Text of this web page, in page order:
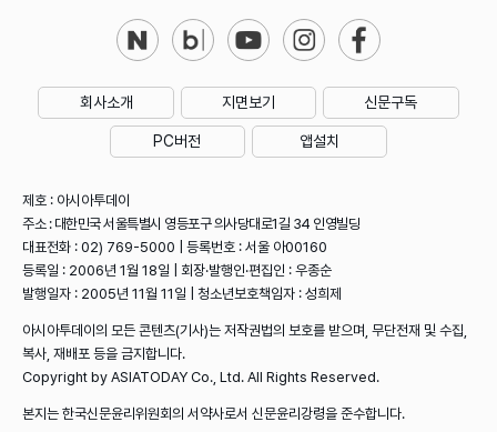
회사소개 지면보기 신문구독
PC버전 앱설치
제호 : 아시아투데이
주소 : 대한민국 서울특별시 영등포구 의사당대로1길 34 인영빌딩
대표전화 : 02) 769-5000 | 등록번호 : 서울 아00160
등록일 : 2006년 1월 18일 | 회장·발행인·편집인 : 우종순
발행일자 : 2005년 11월 11일 | 청소년보호책임자 : 성희제
아시아투데이의 모든 콘텐츠(기사)는 저작권법의 보호를 받으며, 무단전재 및 수집,
복사, 재배포 등을 금지합니다.
Copyright by ASIATODAY Co., Ltd. All Rights Reserved.
본지는 한국신문윤리위원회의 서약사로서 신문윤리강령을 준수합니다.